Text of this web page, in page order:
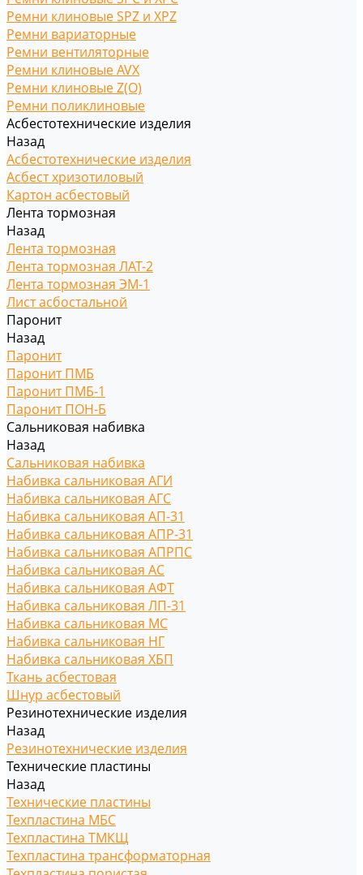
Ремни клиновые SPZ и XPZ
Ремни вариаторные
Ремни вентиляторные
Ремни клиновые AVX
Ремни клиновые Z(O)
Ремни поликлиновые
Асбестотехнические изделия
Назад
Асбестотехнические изделия
Асбест хризотиловый
Картон асбестовый
Лента тормозная
Назад
Лента тормозная
Лента тормозная ЛАТ-2
Лента тормозная ЭМ-1
Лист асбостальной
Паронит
Назад
Паронит
Паронит ПМБ
Паронит ПМБ-1
Паронит ПОН-Б
Сальниковая набивка
Назад
Сальниковая набивка
Набивка сальниковая АГИ
Набивка сальниковая АГС
Набивка сальниковая АП-31
Набивка сальниковая АПР-31
Набивка сальниковая АПРПС
Набивка сальниковая АС
Набивка сальниковая АФТ
Набивка сальниковая ЛП-31
Набивка сальниковая МС
Набивка сальниковая НГ
Набивка сальниковая ХБП
Ткань асбестовая
Шнур асбестовый
Резинотехнические изделия
Назад
Резинотехнические изделия
Технические пластины
Назад
Технические пластины
Техпластина МБС
Техпластина ТМКЩ
Техпластина трансформаторная